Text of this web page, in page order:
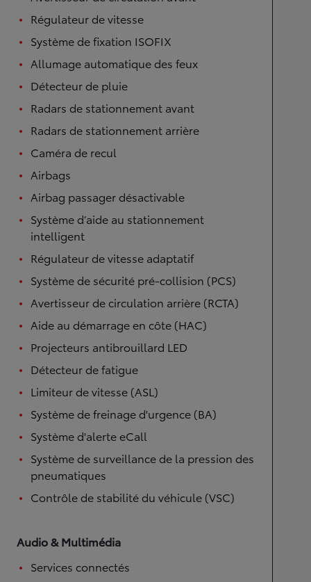
Régulateur de vitesse
Système de fixation ISOFIX
Allumage automatique des feux
Détecteur de pluie
Radars de stationnement avant
Radars de stationnement arrière
Caméra de recul
Airbags
Airbag passager désactivable
Système d’aide au stationnement
intelligent
Régulateur de vitesse adaptatif
Système de sécurité pré-collision (PCS)
Avertisseur de circulation arrière (RCTA)
Aide au démarrage en côte (HAC)
Projecteurs antibrouillard LED
Détecteur de fatigue
Limiteur de vitesse (ASL)
Système de freinage d'urgence (BA)
Système d'alerte eCall
Système de surveillance de la pression des
pneumatiques
Contrôle de stabilité du véhicule (VSC)
Audio & Multimédia
Services connectés